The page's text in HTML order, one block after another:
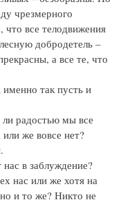
чрезмерного
что все телодвижения
добродетель –
а все те, что
так пусть и
радостью мы все
же вовсе нет?
в заблуждение?
нас или же хотя на
и то же? Никто не